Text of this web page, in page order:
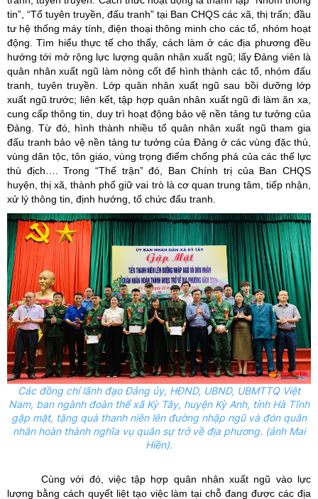
tin”, “Tổ tuyên truyền, đấu tranh” tại Ban CHQS các xã, thị trấn; đầu
tư hệ thống máy tính, điện thoại thông minh cho các tổ, nhóm hoạt
động. Tìm hiểu thực tế cho thấy, cách làm ở các địa phương đều
hướng tới mở rộng lực lượng quân nhân xuất ngũ; lấy Đảng viên là
quân nhân xuất ngũ làm nòng cốt để hình thành các tổ, nhóm đấu
tranh, tuyên truyền. Lớp quân nhân xuất ngũ sau bồi dưỡng lớp
xuất ngũ trước; liên kết, tập hợp quân nhân xuất ngũ đi làm ăn xa,
cung cấp thông tin, duy trì hoạt động bảo vệ nền tảng tư tưởng của
Đảng. Từ đó, hình thành nhiều tổ quân nhân xuất ngũ tham gia
đấu tranh bảo vệ nền tảng tư tưởng của Đảng ở các vùng đặc thù,
vùng dân tộc, tôn giáo, vùng trọng điểm chống phá của các thế lực
thù địch…. Trong “Thế trận” đó, Ban Chính trị của Ban CHQS
huyện, thị xã, thành phố giữ vai trò là cơ quan trung tâm, tiếp nhận,
xử lý thông tin, định hướng, tổ chức đấu tranh.
Các đồng chí lãnh đạo Đảng ủy, HĐND, UBND, UBMTTQ Việt
Nam, ban ngành đoàn thể xã Kỳ Tây, huyện Kỳ Anh, tỉnh Hà Tĩnh
gặp mặt, tặng quà thanh niên lên đường nhập ngũ và đón quân
nhân hoàn thành nghĩa vụ quân sự trở về địa phương. (ảnh Mai
Hiền).
Cùng với đó, việc tập hợp quân nhân xuất ngũ vào lực
lượng bằng cách quyết liệt tạo việc làm tại chỗ đang được các địa